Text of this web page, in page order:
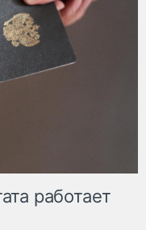
работает